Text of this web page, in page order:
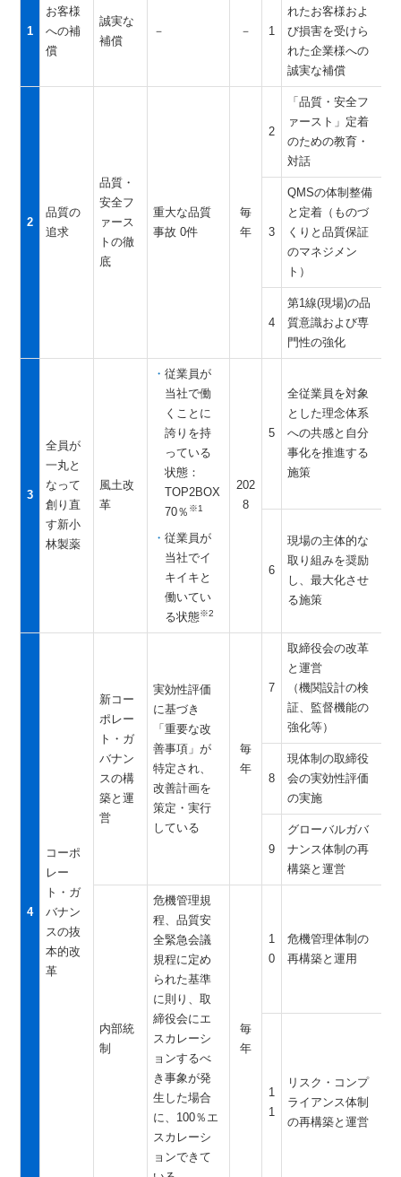
1
お客様
への補
償
誠実な
補償
－ － 1
れたお客様およ
び損害を受けら
れた企業様への
誠実な補償
2
品質の
追求
品質・
安全フ
ァース
トの徹
底
重大な品質
事故 0件
毎
年
2
「品質・安全フ
ァースト」定着
のための教育・
対話
3
QMSの体制整備
と定着（ものづ
くりと品質保証
のマネジメン
ト）
4
第1線(現場)の品
質意識および専
門性の強化
3
全員が
一丸と
なって
創り直
す新小
林製薬
風土改
革
従業員が
当社で働
くことに
誇りを持
っている
状態：
TOP2BOX
70％ ※1
従業員が
当社でイ
キイキと
働いてい
る状態※2
202
8
5
全従業員を対象
とした理念体系
への共感と自分
事化を推進する
施策
6
現場の主体的な
取り組みを奨励
し、最大化させ
る施策
4
コーポ
レー
ト・ガ
バナン
スの抜
本的改
革
新コー
ポレー
ト・ガ
バナン
スの構
築と運
営
実効性評価
に基づき
「重要な改
善事項」が
特定され、
改善計画を
策定・実行
している
毎
年
7
取締役会の改革
と運営
（機関設計の検
証、監督機能の
強化等）
8
現体制の取締役
会の実効性評価
の実施
9
グローバルガバ
ナンス体制の再
構築と運営
内部統
制
危機管理規
程、品質安
全緊急会議
規程に定め
られた基準
に則り、取
締役会にエ
スカレーシ
ョンするべ
き事象が発
生した場合
に、100％エ
スカレーシ
ョンできて
毎
年
1
0
危機管理体制の
再構築と運用
1
1
リスク・コンプ
ライアンス体制
の再構築と運営